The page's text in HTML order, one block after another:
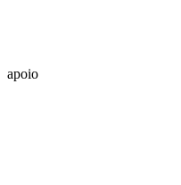
apoio